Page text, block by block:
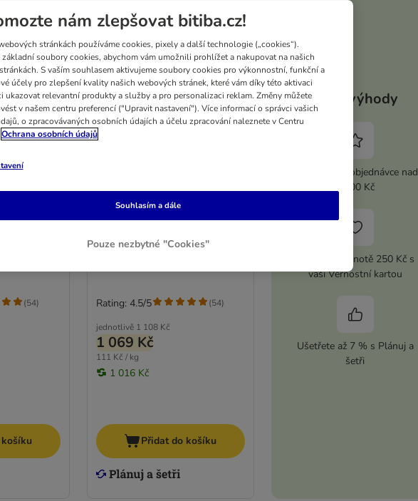
24 x
(54)
Whiskas 1+ konzerva 24 x
400 g
jednotlivě 1 108 Kč
1 069 Kč
111 Kč / kg
1 016 Kč
Rating: 4.5/5 (54)
Přidat do košíku
Vaše výhody
5% sleva při objednávce nad
2 100 Kč
Kupón v hodnotě 250 Kč s
vaší Věrnostní kartou
Ušetřete až 7 % s Plánuj a
šetři
nám zlepšovat bitiba.cz!
stránkách používáme cookies, pixely a další technologie („cookies“).
základní soubory cookies, abychom vám umožnili prohlížet a nakupovat na našich
S vaším souhlasem aktivujeme soubory cookies pro výkonnostní, funkční a
účely pro zlepšení kvality našich webových stránek, které vám díky této aktivaci
ukazovat relevantní produkty a služby a pro personalizaci reklam. Změny můžete
v našem centru preferencí ("Upravit nastavení"). Více informací o správci vašich
o zpracovávaných osobních údajích a účelu zpracování naleznete v Centru
Ochrana osobních údajů
Pouze nezbytné "Cookies"
Souhlasím a dále